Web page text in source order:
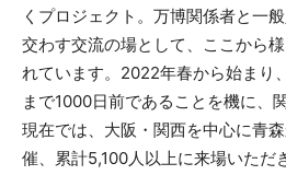
くプロジェクト。万博関係者と一
交わす交流の場として、ここから
れています。2022年春から始まり
まで1000日前であることを機に、
現在では、大阪・関西を中心に青
催、累計5,100人以上に来場いただ